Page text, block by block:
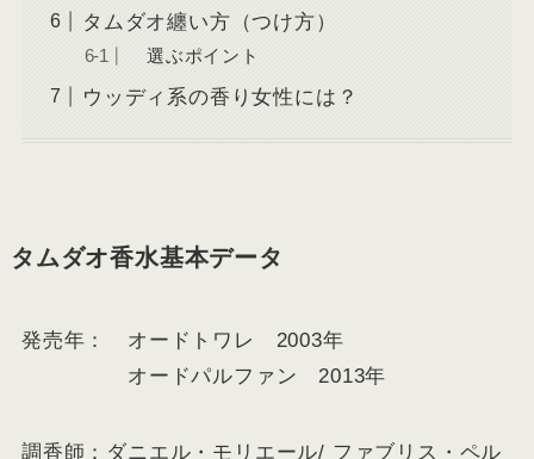
タムダオ纏い方（つけ方）
選ぶポイント
ウッディ系の香り女性には？
タムダオ香水基本データ
発売年： オードトワレ 2003年
オードパルファン 2013年
調香師：ダニエル・モリエール/ ファブリス・ペル